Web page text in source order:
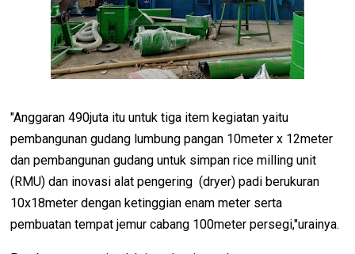
"Anggaran 490juta itu untuk tiga item kegiatan yaitu
pembangunan gudang lumbung pangan 10meter x 12meter
dan pembangunan gudang untuk simpan rice milling unit
(RMU) dan inovasi alat pengering (dryer) padi berukuran
10x18meter dengan ketinggian enam meter serta
pembuatan tempat jemur cabang 100meter persegi,"urainya.